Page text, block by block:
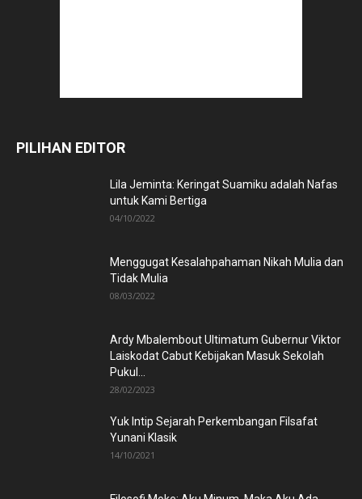
PILIHAN EDITOR
Lila Jeminta: Keringat Suamiku adalah Nafas
untuk Kami Bertiga
04/10/2022
Menggugat Kesalahpahaman Nikah Mulia dan
Tidak Mulia
08/03/2022
Ardy Mbalembout Ultimatum Gubernur Viktor
Laiskodat Cabut Kebijakan Masuk Sekolah
Pukul...
28/02/2023
Yuk Intip Sejarah Perkembangan Filsafat
Yunani Klasik
14/10/2021